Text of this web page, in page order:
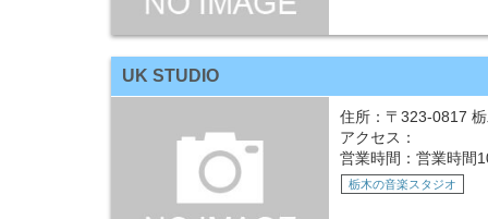
UK STUDIO
住所：〒323-0817
アクセス：
営業時間：営業時間
栃木の音楽スタジオ